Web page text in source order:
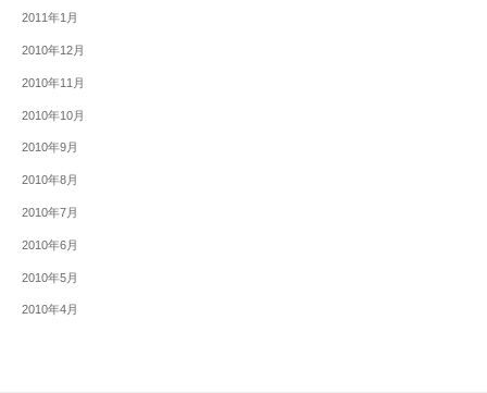
2011年1月
2010年12月
2010年11月
2010年10月
2010年9月
2010年8月
2010年7月
2010年6月
2010年5月
2010年4月